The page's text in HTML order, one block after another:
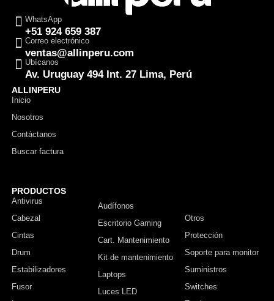
WhatsApp
+51 924 659 387
Correo electrónico
ventas@allinperu.com
Ubícanos
Av. Uruguay 494 Int. 27 Lima, Perú
ALLINPERU
Inicio
Nosotros
Contáctanos
Buscar factura
PRODUCTOS
Antivirus
Cabezal
Cintas
Drum
Estabilizadores
Fusor
Audífonos
Escritorio Gaming
Cart. Mantenimiento
Kit de mantenimiento
Laptops
Luces LED
Otros
Protección
Soporte para monitor
Suministros
Switches